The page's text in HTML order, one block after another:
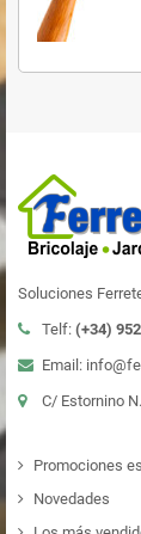
Soluciones
Telf: (+34)
Email:
C/ Estornino
Promociones
Novedades